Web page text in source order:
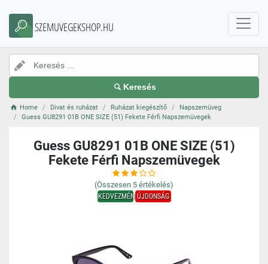
SZEMUVEGEKSHOP.HU
Keresés
Home Divat és ruházat Ruházat kiegészítő
Napszemüveg
Guess GU8291 01B ONE SIZE (51) Fekete Férfi Napszemüvegek
Guess GU8291 01B ONE SIZE (51)
Fekete Férfi Napszemüvegek
(Összesen 5 értékelés)
KEDVEZMÉNYÚJDONSÁG